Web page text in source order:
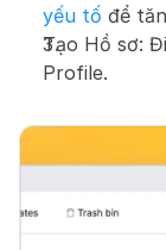
yếu tố để
Tạo Hồ sơ:
Profile.